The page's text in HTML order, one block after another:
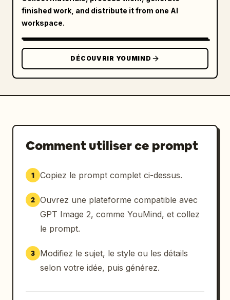
        "type": "texte de localisation",
        "text": "
LEONIDA KEYS \nPALM ISLAND"
      },
      {
        "position": "en bas à droite",
        "type": "filigrane",
        "text": "
GTA VI \nPRE-ALPHA FOOTAGE"
}
finished work, and distribute it from one AI
workspace.
DÉCOUVRIR YOUMIND
Comment utiliser ce prompt
1 Copiez le prompt complet ci-dessus.
2 Ouvrez une plateforme compatible avec
GPT Image 2, comme YouMind, et collez
le prompt.
3
Modifiez le sujet, le style ou les détails
selon votre idée, puis générez.